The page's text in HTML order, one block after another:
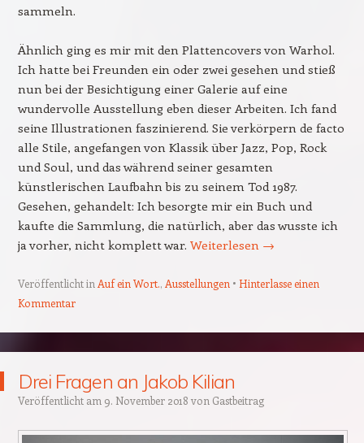
sammeln.
Ähnlich ging es mir mit den Plattencovers von Warhol.
Ich hatte bei Freunden ein oder zwei gesehen und stieß
nun bei der Besichtigung einer Galerie auf eine
wundervolle Ausstellung eben dieser Arbeiten. Ich fand
seine Illustrationen faszinierend. Sie verkörpern de facto
alle Stile, angefangen von Klassik über Jazz, Pop, Rock
und Soul, und das während seiner gesamten
künstlerischen Laufbahn bis zu seinem Tod 1987.
Gesehen, gehandelt: Ich besorgte mir ein Buch und
kaufte die Sammlung, die natürlich, aber das wusste ich
ja vorher, nicht komplett war. Weiterlesen →
Veröffentlicht in Auf ein Wort., Ausstellungen
Hinterlasse einen
Kommentar
Drei Fragen an Jakob Kilian
Veröffentlicht am 9. November 2018 von Gastbeitrag